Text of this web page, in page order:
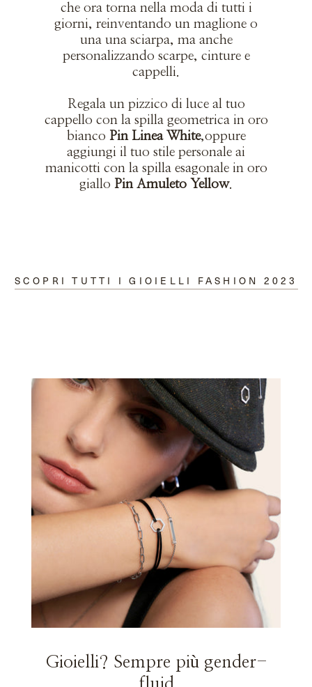
che ora torna nella moda di tutti i
giorni, reinventando un maglione o
una una sciarpa, ma anche
personalizzando scarpe, cinture e
cappelli.
Regala un pizzico di luce al tuo
cappello con la spilla geometrica in oro
bianco Pin Linea White,oppure
aggiungi il tuo stile personale ai
manicotti con la spilla esagonale in oro
giallo Pin Amuleto Yellow.
SCOPRI TUTTI I GIOIELLI FASHION 2023
Gioielli? Sempre più gender-